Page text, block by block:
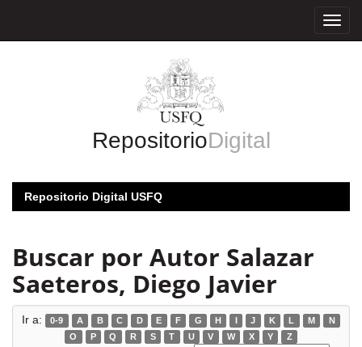
RepositorioDigital
Repositorio Digital USFQ
Buscar por Autor Salazar
Saeteros, Diego Javier
Ir a: 0-9 A B C D E F G H I J K L M
N
O
P Q R S T U V W X Y Z